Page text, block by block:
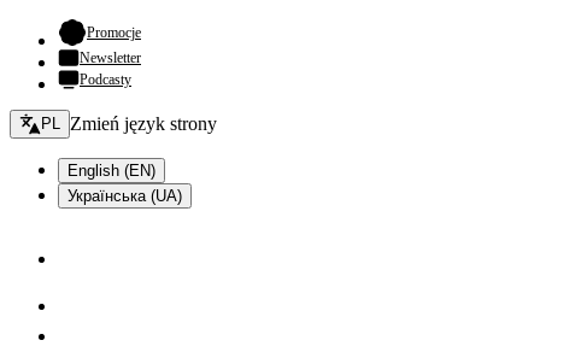
Promocje- otwiera się w nowej karcie
Newsletter
Podcasty
Zmień język - bieżący:
PL Zmień język strony
English (EN)
Українська (UA)